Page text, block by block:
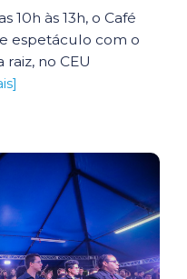
10h às 13h, o Café
espetáculo com o
no CEU